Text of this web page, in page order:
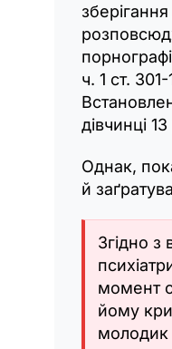
ч. 1 ст.
дівчинці
Однак,
й
Згідно
момент
йому
молодик